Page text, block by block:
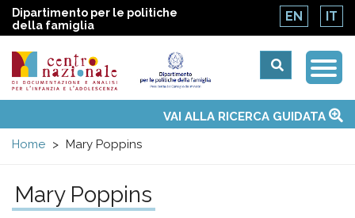
Dipartimento per le politiche
della famiglia
EN IT
Centro
nazionale
di
menu
Temi
Attività
Convenzione ONUVAI ALLA RICERCA GUIDATA
Home
Mary Poppins
Mary Poppins